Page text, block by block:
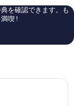
区
し
い、
の
を確認できます。も
喫 !